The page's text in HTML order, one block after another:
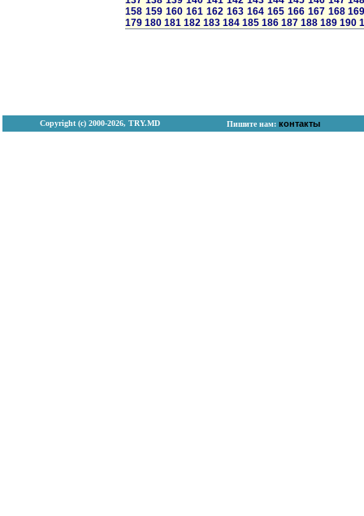
158 159 160 161 162 163 164 165 166 167 168
179 180 181 182 183 184 185 186 187 188 189 190
Copyright (с) 2000-2026, TRY.MD Пишите нам: контакты